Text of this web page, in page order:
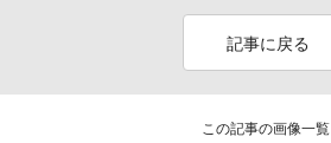
記事に戻る
この記事の画像一覧